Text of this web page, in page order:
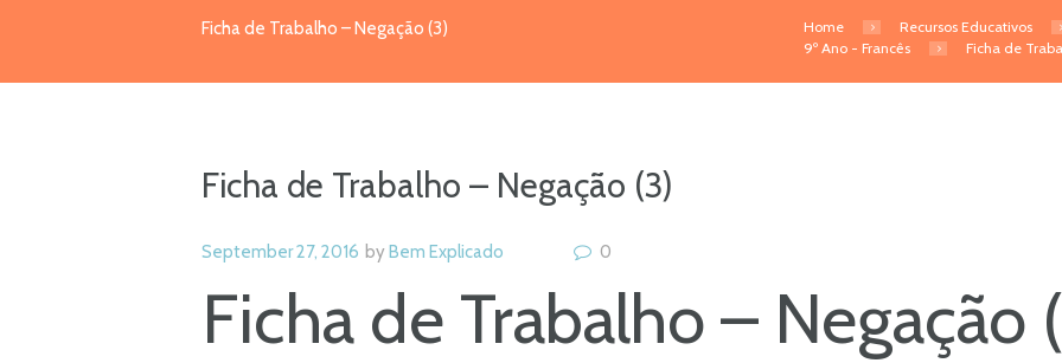
Ficha de Trabalho – Negação (3) Home
Recursos Educativos
9º Ano - Francês
Ficha de
Ficha de Trabalho – Negação (3)
September 27, 2016 byBem Explicado 0
Ficha de Trabalho – Negação